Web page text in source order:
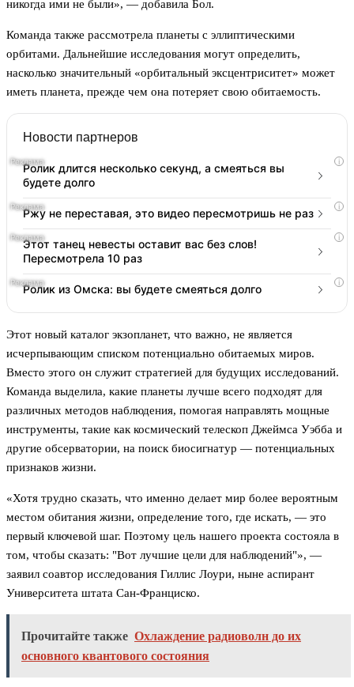
никогда ими не были», — добавила Бол.
Команда также рассмотрела планеты с эллиптическими
орбитами. Дальнейшие исследования могут определить,
насколько значительный «орбитальный эксцентриситет» может
иметь планета, прежде чем она потеряет свою обитаемость.
Новости партнеров
i
Ролик длится несколько секунд, а смеяться вы
будете долго
i
Ржу не переставая, это видео пересмотришь не раз
i
Этот танец невесты оставит вас без слов!
Пересмотрела 10 раз
i
Ролик из Омска: вы будете смеяться долго
Этот новый каталог экзопланет, что важно, не является
исчерпывающим списком потенциально обитаемых миров.
Вместо этого он служит стратегией для будущих исследований.
Команда выделила, какие планеты лучше всего подходят для
различных методов наблюдения, помогая направлять мощные
инструменты, такие как космический телескоп Джеймса Уэбба и
другие обсерватории, на поиск биосигнатур — потенциальных
признаков жизни.
«Хотя трудно сказать, что именно делает мир более вероятным
местом обитания жизни, определение того, где искать, — это
первый ключевой шаг. Поэтому цель нашего проекта состояла в
том, чтобы сказать: "Вот лучшие цели для наблюдений"», —
заявил соавтор исследования Гиллис Лоури, ныне аспирант
Университета штата Сан-Франциско.
Прочитайте также Охлаждение радиоволн до их
основного квантового состояния